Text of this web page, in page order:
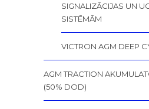
SIGNALIZĀCIJAS UN
SISTĒMĀM
VICTRON AGM DEEP
AGM TRACTION
(50% DOD)